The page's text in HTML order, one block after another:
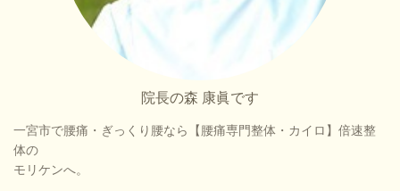
院長の森 康眞です
一宮市で腰痛・ぎっくり腰なら【腰痛専門整体・カイロ】倍速整
体の
モリケンへ。